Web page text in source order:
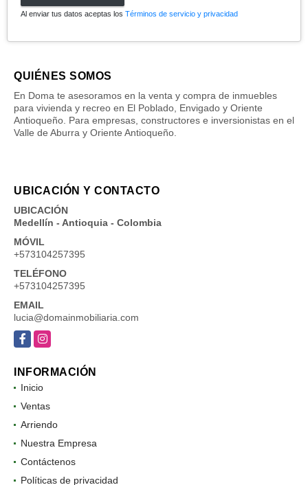
Al enviar tus datos aceptas los Términos de servicio y privacidad
QUIÉNES SOMOS
En Doma te asesoramos en la venta y compra de inmuebles
para vivienda y recreo en El Poblado, Envigado y Oriente
Antioqueño. Para empresas, constructores e inversionistas en el
Valle de Aburra y Oriente Antioqueño.
UBICACIÓN Y CONTACTO
UBICACIÓN
Medellín - Antioquia - Colombia
MÓVIL
+573104257395
TELÉFONO
+573104257395
EMAIL
lucia@domainmobiliaria.com
FacebookInstagram
INFORMACIÓN
Inicio
Ventas
Arriendo
Nuestra Empresa
Contáctenos
Políticas de privacidad